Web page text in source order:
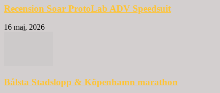
Recension Soar ProtoLab ADV Speedsuit
16 maj, 2026
Bålsta Stadslopp & Köpenhamn marathon